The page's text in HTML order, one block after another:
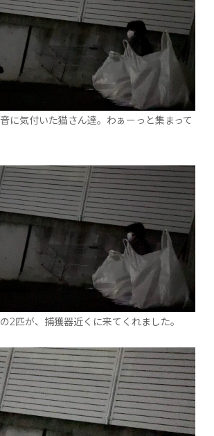
に気付いた猫さん達。わぁーっと集まって
2匹が、捕獲器近くに来てくれました。